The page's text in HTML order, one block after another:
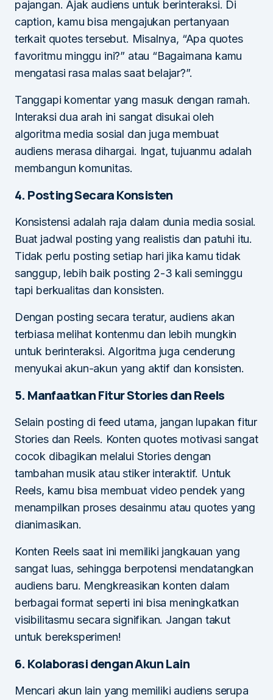
pajangan. Ajak audiens untuk berinteraksi. Di
caption, kamu bisa mengajukan pertanyaan
terkait quotes tersebut. Misalnya, “Apa quotes
favoritmu minggu ini?” atau “Bagaimana kamu
mengatasi rasa malas saat belajar?”.
Tanggapi komentar yang masuk dengan ramah.
Interaksi dua arah ini sangat disukai oleh
algoritma media sosial dan juga membuat
audiens merasa dihargai. Ingat, tujuanmu adalah
membangun komunitas.
4. Posting Secara Konsisten
Konsistensi adalah raja dalam dunia media sosial.
Buat jadwal posting yang realistis dan patuhi itu.
Tidak perlu posting setiap hari jika kamu tidak
sanggup, lebih baik posting 2-3 kali seminggu
tapi berkualitas dan konsisten.
Dengan posting secara teratur, audiens akan
terbiasa melihat kontenmu dan lebih mungkin
untuk berinteraksi. Algoritma juga cenderung
menyukai akun-akun yang aktif dan konsisten.
5. Manfaatkan Fitur Stories dan Reels
Selain posting di feed utama, jangan lupakan fitur
Stories dan Reels. Konten quotes motivasi sangat
cocok dibagikan melalui Stories dengan
tambahan musik atau stiker interaktif. Untuk
Reels, kamu bisa membuat video pendek yang
menampilkan proses desainmu atau quotes yang
dianimasikan.
Konten Reels saat ini memiliki jangkauan yang
sangat luas, sehingga berpotensi mendatangkan
audiens baru. Mengkreasikan konten dalam
berbagai format seperti ini bisa meningkatkan
visibilitasmu secara signifikan. Jangan takut
untuk bereksperimen!
6. Kolaborasi dengan Akun Lain
Mencari akun lain yang memiliki audiens serupa